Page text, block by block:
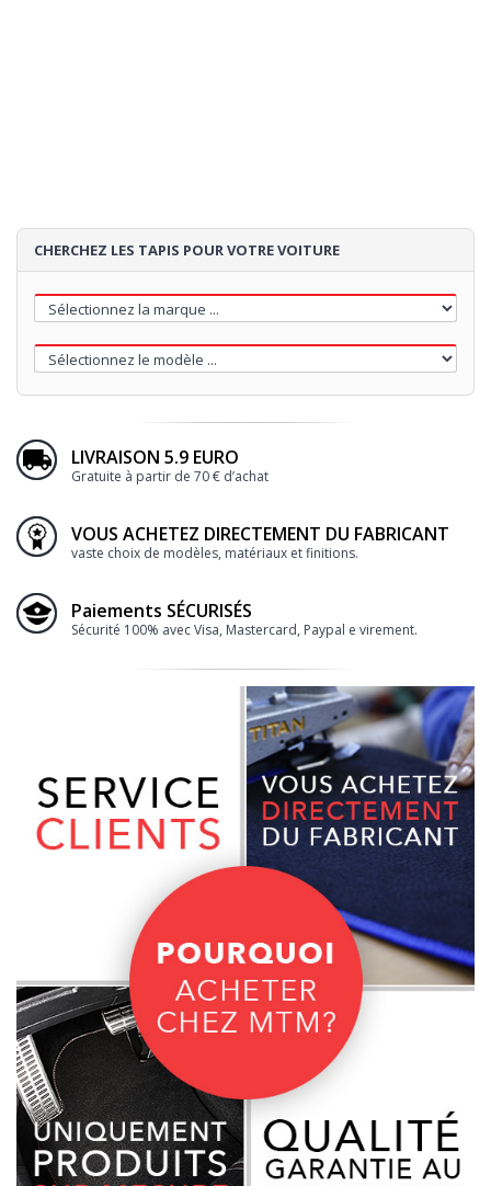
CHERCHEZ LES TAPIS POUR VOTRE VOITURE
LIVRAISON 5.9 EURO
Gratuite à partir de 70 € d’achat
VOUS ACHETEZ DIRECTEMENT DU FABRICANT
vaste choix de modèles, matériaux et finitions.
Paiements SÉCURISÉS
Sécurité 100% avec Visa, Mastercard, Paypal e virement.